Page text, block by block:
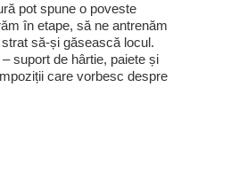
pot spune o poveste
în etape, să ne antrenăm
să-și găsească locul.
suport de hârtie, paiete și
care vorbesc despre